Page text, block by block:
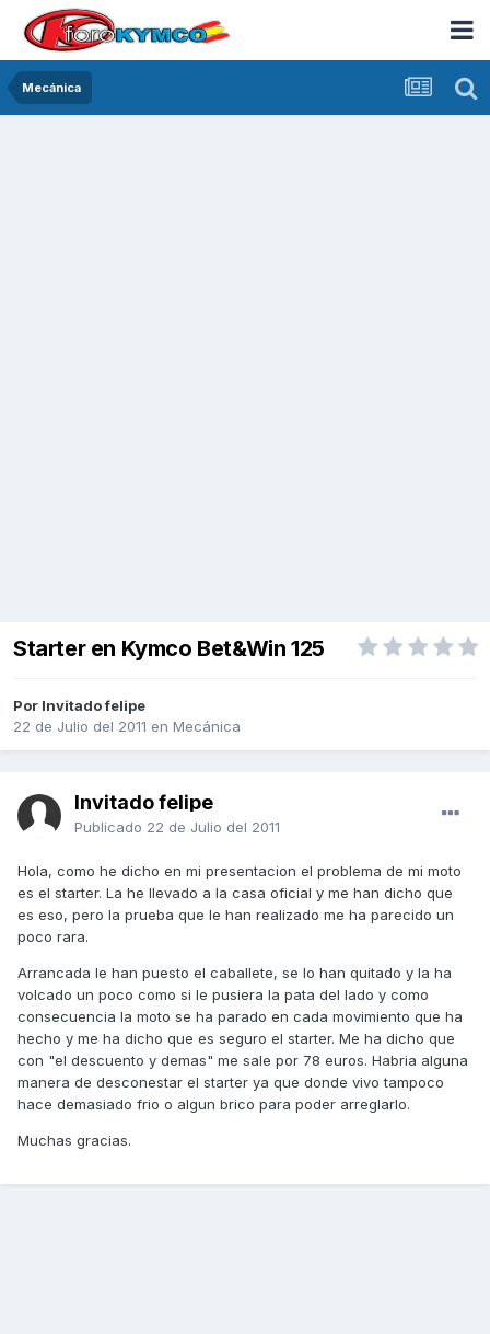
Mecánica
Starter en Kymco Bet&Win 125
Por Invitado felipe
22 de Julio del 2011 en Mecánica
Invitado felipe
Publicado 22 de Julio del 2011
Hola, como he dicho en mi presentacion el problema de mi moto
es el starter. La he llevado a la casa oficial y me han dicho que
es eso, pero la prueba que le han realizado me ha parecido un
poco rara.
Arrancada le han puesto el caballete, se lo han quitado y la ha
volcado un poco como si le pusiera la pata del lado y como
consecuencia la moto se ha parado en cada movimiento que ha
hecho y me ha dicho que es seguro el starter. Me ha dicho que
con "el descuento y demas" me sale por 78 euros. Habria alguna
manera de desconestar el starter ya que donde vivo tampoco
hace demasiado frio o algun brico para poder arreglarlo.
Muchas gracias.